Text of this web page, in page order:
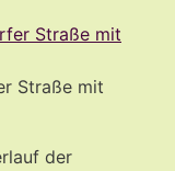
Straße mit
der